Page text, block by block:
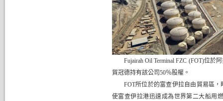
Fujairah Oil Terminal FZC (FOT)位於
貿冠德持有該公司50％股權。
FOT所位於的富查伊拉自由貿易區
使富查伊拉港迅速成為世界第二大船用